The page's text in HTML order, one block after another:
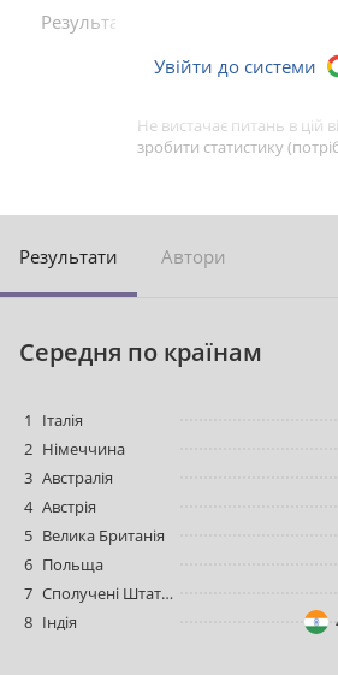
Pезультат --
Не вистачає питань в цій
зробити статистику
Увійти до системи
Pезультати Aвтори
Cередня по країнам
1 Італія
2 Німеччина
3 Австралія
4 Австрія
5 Велика Британія
6 Польща
7
Сполучені Штати Америки
8 Індія